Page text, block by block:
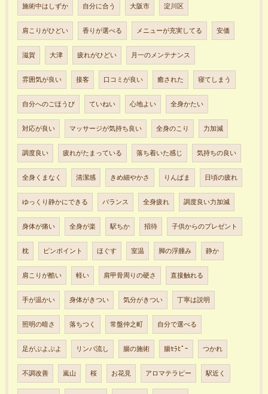
施術中はしずか 自分に合う 大阪市 淀川区
肩こりがひどい 香りが選べる メニューが充実してる 安価
滋賀 大津 疲れがひどい 月一のメンテナンス
雰囲気が良い 接客 口コミが良い 癒された 寝てしまう
自分へのごほうび ていねい 心地よい 全身かたい
対応が良い マッサージが気持ち良い 全身のこり 力加減
調度良い 疲れがたまっている 落ち着いた感じ 気持ちの良い
全身くまなく 清潔感 きめ細やかさ りんぱま 日頃の疲れ
ゆっくり静かにできる バランス 全身疲れ 調度良い力加減
身体が痛い 全身が楽 駅ちか 招待 子供からのプレゼント
枕 ピンポイント ほぐす 室温 脚の浮腫み 静か
肩こりが酷い 軽い 肩甲骨周りの硬さ 直接触れる
手が温かい 身体がきつい 気分がきつい 丁寧は説明
照明の暗さ 落ちつく 常盤仲之町 自分で選べる
足がぶよぶよ リンパ流し 腸の施術 腸ｾﾗﾋﾟｰ つかれ
不調改善 嵐山 桜 お花見 アロマテラピー 駅近く